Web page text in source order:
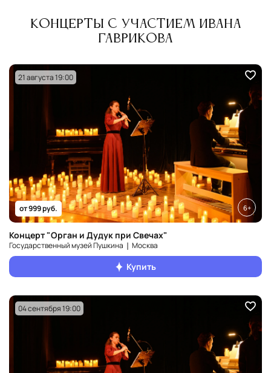
Концерты с участием Ивана
Гаврикова
21 августа 19:00
от 999 руб. 6+
Концерт "Орган и Дудук при Свечах"
Государственный музей Пушкина ❘ Москва
Купить
04 сентября 19:00